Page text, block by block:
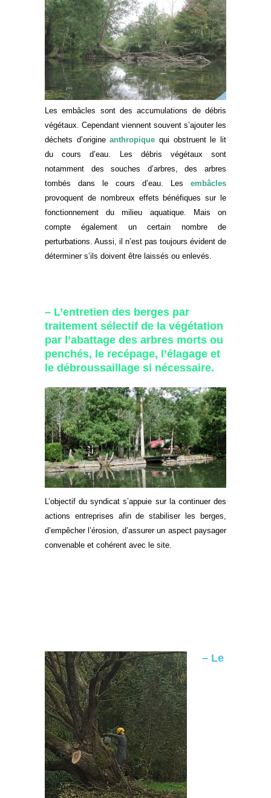
Les embâcles sont des accumulations de débris
végétaux. Cependant viennent souvent s’ajouter les
déchets d’origineanthropique qui obstruent le lit
du cours d’eau. Les débris végétaux sont
notamment des souches d’arbres, des arbres
tombés dans le cours d’eau. Les embâcles
provoquent de nombreux effets bénéfiques sur le
fonctionnement du milieu aquatique. Mais on
compte également un certain nombre de
perturbations. Aussi, il n’est pas toujours évident de
déterminer s’ils doivent être laissés ou enlevés.
– L’entretien des berges par
traitement sélectif de la végétation
par l’abattage des arbres morts ou
penchés, le recépage, l’élagage et
le débroussaillage si nécessaire.
L’objectif du syndicat s’appuie sur la continuer des
actions entreprises afin de stabiliser les berges,
d’empêcher l’érosion, d’assurer un aspect paysager
convenable et cohérent avec le site.
– Le